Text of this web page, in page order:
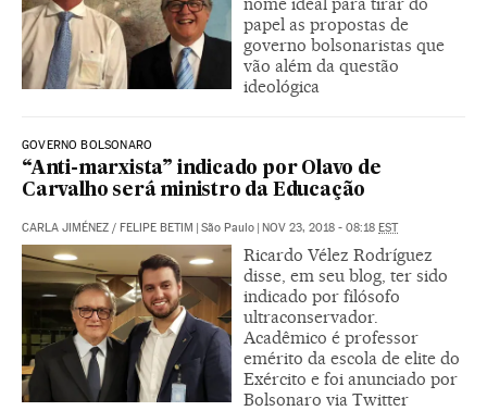
papel as propostas de
governo bolsonaristas que
vão além da questão
ideológica
GOVERNO BOLSONARO
“Anti-marxista” indicado por Olavo de
Carvalho será ministro da Educação
CARLA JIMÉNEZ / FELIPE BETIM | São Paulo | NOV 23, 2018 - 08:18 EST
Ricardo Vélez Rodríguez
disse, em seu blog, ter sido
indicado por filósofo
ultraconservador.
Acadêmico é professor
emérito da escola de elite do
Exército e foi anunciado por
Bolsonaro via Twitter